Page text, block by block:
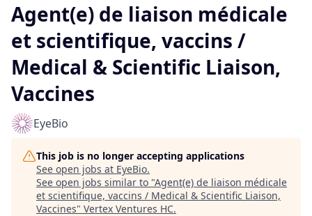
Agent(e) de liaison médicale
et scientifique, vaccins /
Medical & Scientific Liaison,
Vaccines
EyeBio
This job is no longer accepting applications
See open jobs at EyeBio.
See open jobs similar to "Agent(e) de liaison médicale
et scientifique, vaccins / Medical & Scientific Liaison,
Vaccines" Vertex Ventures HC.